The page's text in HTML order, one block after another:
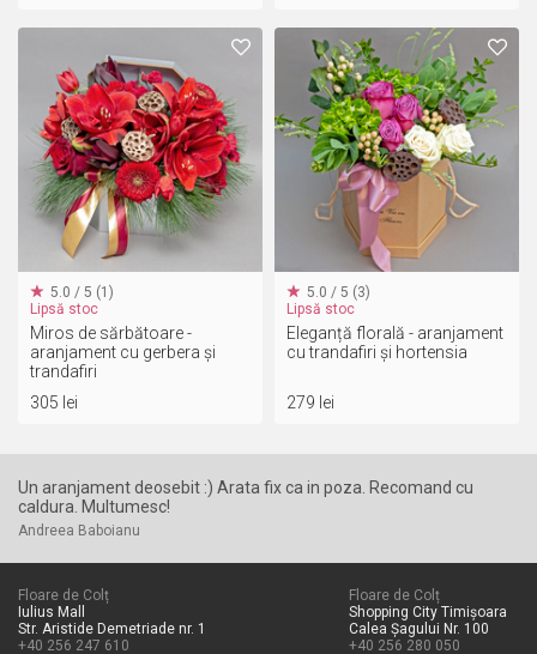
5.0 / 5 (1)
Lipsă stoc
Miros de sărbătoare -
aranjament cu gerbera și
trandafiri
305 lei
5.0 / 5 (3)
Lipsă stoc
Eleganță florală - aranjament
cu trandafiri și hortensia
279 lei
Un aranjament deosebit :) Arata fix ca in poza. Recomand cu
caldura. Multumesc!
Andreea Baboianu
Floare de Colț
Iulius Mall
Str. Aristide Demetriade nr. 1
+40 256 247 610
Floare de Colț
Shopping City Timișoara
Calea Șagului Nr. 100
+40 256 280 050